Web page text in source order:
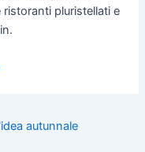
pluristellati e
autunnale